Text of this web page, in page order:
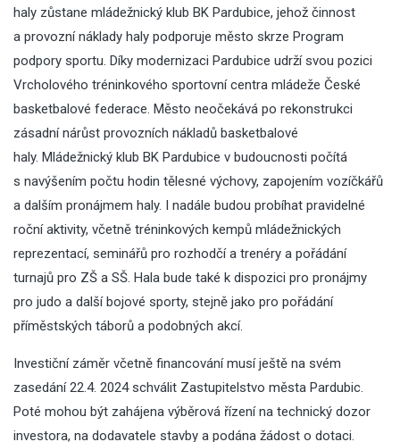
haly zůstane mládežnický klub BK Pardubice, jehož činnost
a provozní náklady haly podporuje město skrze Program
podpory sportu. Díky modernizaci Pardubice udrží svou pozici
Vrcholového tréninkového sportovní centra mládeže České
basketbalové federace. Město neočekává po rekonstrukci
zásadní nárůst provozních nákladů basketbalové
haly. Mládežnický klub BK Pardubice v budoucnosti počítá
s navýšením počtu hodin tělesné výchovy, zapojením vozíčkářů
a dalším pronájmem haly. I nadále budou probíhat pravidelné
roční aktivity, včetně tréninkových kempů mládežnických
reprezentací, seminářů pro rozhodčí a trenéry a pořádání
turnajů pro ZŠ a SŠ. Hala bude také k dispozici pro pronájmy
pro judo a další bojové sporty, stejně jako pro pořádání
příměstských táborů a podobných akcí.
Investiční záměr včetně financování musí ještě na svém
zasedání 22.4. 2024 schválit Zastupitelstvo města Pardubic.
Poté mohou být zahájena výběrová řízení na technický dozor
investora, na dodavatele stavby a podána žádost o dotaci.